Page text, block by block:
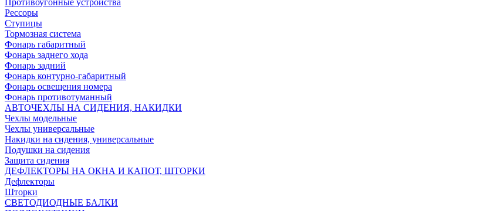
Противоугонные устройства
Рессоры
Ступицы
Тормозная система
Фонарь габаритный
Фонарь заднего хода
Фонарь задний
Фонарь контурно-габаритный
Фонарь освещения номера
Фонарь противотуманный
АВТОЧЕХЛЫ НА СИДЕНИЯ, НАКИДКИ
Чехлы модельные
Чехлы универсальные
Накидки на сидения, универсальные
Подушки на сидения
Защита сидения
ДЕФЛЕКТОРЫ НА ОКНА И КАПОТ, ШТОРКИ
Дефлекторы
Шторки
СВЕТОДИОДНЫЕ БАЛКИ